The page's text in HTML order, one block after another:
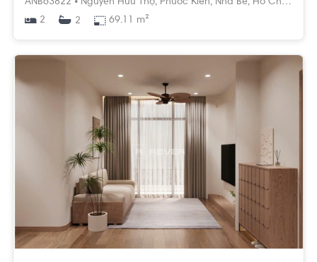
ANB63822 • Nguyễn Hữu Thọ, Phước Kiển, Nhà Bè, Hồ Chí Minh
2
2 69.11 m²